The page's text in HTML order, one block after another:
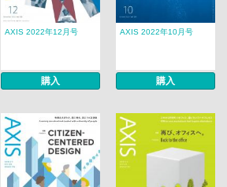
AXIS 2022年12月号
購入
AXIS 2022年10月号
購入